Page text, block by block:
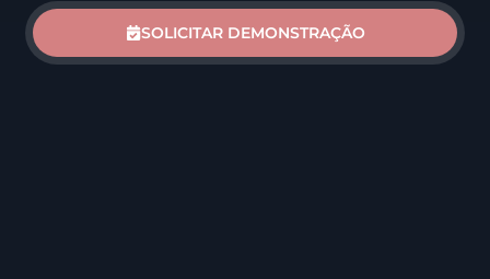
SOLICITAR DEMONSTRAÇÃO